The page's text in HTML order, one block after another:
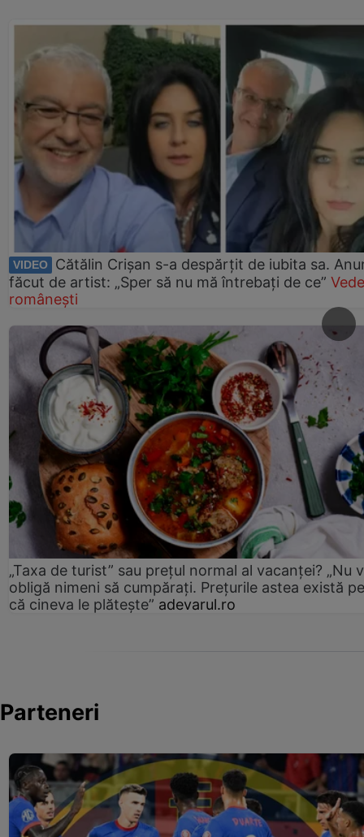
VIDEO
Cătălin Crișan s-a despărțit de iubita sa.
făcut de artist: „Sper să nu mă întrebați de ce”
românești
„Taxa de turist” sau prețul normal al vacanței? „Nu
obligă nimeni să cumpărați. Prețurile astea există
că cineva le plătește” adevarul.ro
Parteneri